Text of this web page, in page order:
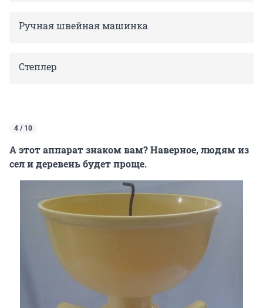
Ручная швейная машинка
Степлер
4 / 10
А этот аппарат знаком вам? Наверное, людям из
сел и деревень будет проще.